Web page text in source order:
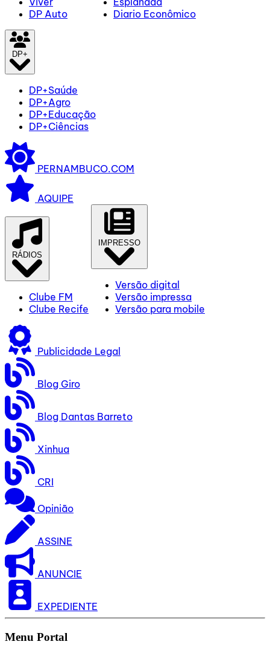
DP Auto
Diario Econômico
DP+
DP+Saúde
DP+Agro
DP+Educação
DP+Ciências
PERNAMBUCO.COM
AQUIPE
RÁDIOS
Clube FM
Clube Recife
IMPRESSO
Versão digital
Versão impressa
Versão para mobile
Publicidade Legal
Blog Giro
Blog Dantas Barreto
Xinhua
CRI
Opinião
ASSINE
ANUNCIE
EXPEDIENTE
Menu Portal